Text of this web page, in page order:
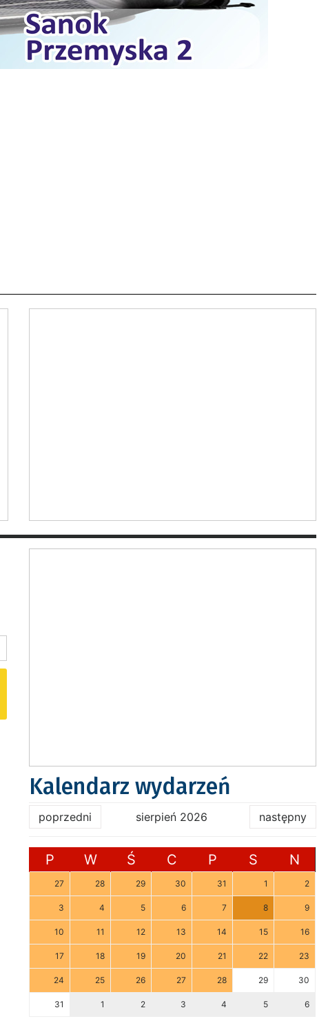
Kalendarz wydarzeń
poprzedni sierpień 2026 następny
P W Ś C P S N
27 28 29 30 31 1 2
3 4 5 6 7 8 9
10 11 12 13 14 15 16
17 18 19 20 21 22 23
24 25 26 27 28 29 30
31 1 2 3 4 5 6